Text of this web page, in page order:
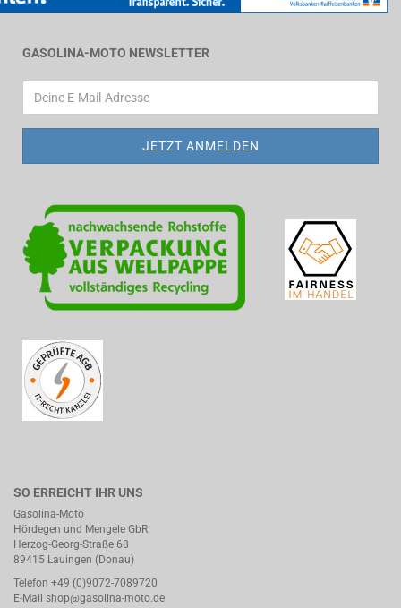
GASOLINA-MOTO NEWSLETTER
SO ERREICHT IHR UNS
Gasolina-Moto
Hördegen und Mengele GbR
Herzog-Georg-Straße 68
89415 Lauingen (Donau)
Telefon +49 (0)9072-7089720
E-Mail shop@gasolina-moto.de